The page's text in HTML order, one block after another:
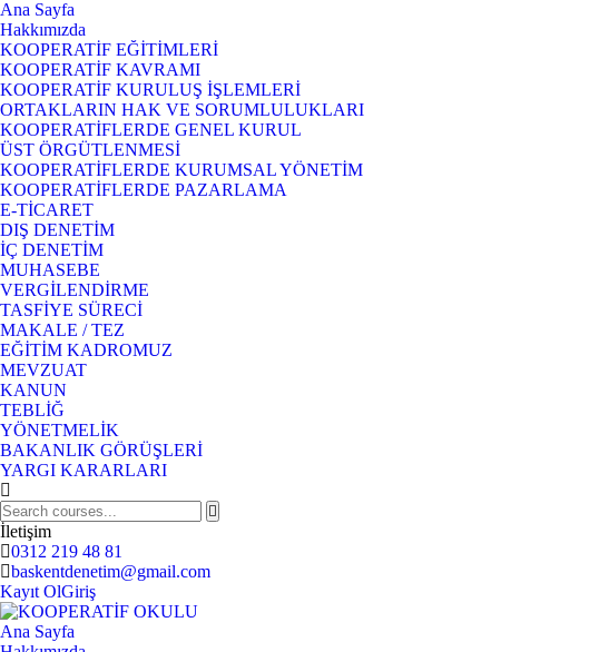
Ana Sayfa
Hakkımızda
KOOPERATİF EĞİTİMLERİ
KOOPERATİF KAVRAMI
KOOPERATİF KURULUŞ İŞLEMLERİ
ORTAKLARIN HAK VE SORUMLULUKLARI
KOOPERATİFLERDE GENEL KURUL
ÜST ÖRGÜTLENMESİ
KOOPERATİFLERDE KURUMSAL YÖNETİM
KOOPERATİFLERDE PAZARLAMA
E-TİCARET
DIŞ DENETİM
İÇ DENETİM
MUHASEBE
VERGİLENDİRME
TASFİYE SÜRECİ
MAKALE / TEZ
EĞİTİM KADROMUZ
MEVZUAT
KANUN
TEBLİĞ
YÖNETMELİK
BAKANLIK GÖRÜŞLERİ
YARGI KARARLARI
İletişim
0312 219 48 81
baskentdenetim@gmail.com
Kayıt OlGiriş
Ana Sayfa